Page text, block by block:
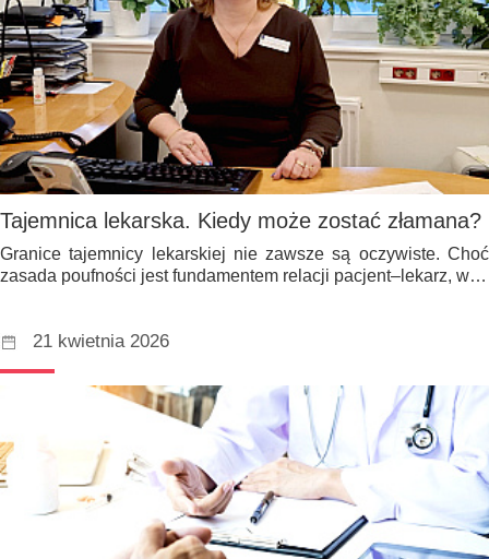
Tajemnica lekarska. Kiedy może zostać złamana?
Granice tajemnicy lekarskiej nie zawsze są oczywiste. Choć
zasada poufności jest fundamentem relacji pacjent–lekarz, w…
21 kwietnia 2026